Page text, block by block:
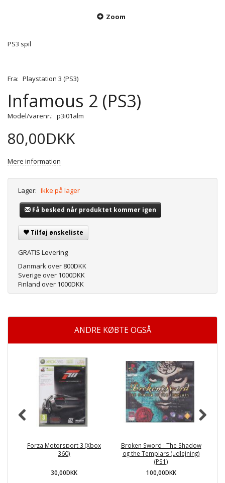
Zoom
PS3 spil
Fra: Playstation 3 (PS3)
Infamous 2 (PS3)
Model/varenr.: p3i01alm
80,00DKK
Mere information
Lager: Ikke på lager
Få besked når produktet kommer igen
Tilføj ønskeliste
GRATIS Levering
Danmark over 800DKK
Sverige over 1000DKK
Finland over 1000DKK
ANDRE KØBTE OGSÅ
Forza Motorsport 3 (Xbox
360)
30,00DKK
Broken Sword : The Shadow
og the Templars (udlejning)
(PS1)
100,00DKK